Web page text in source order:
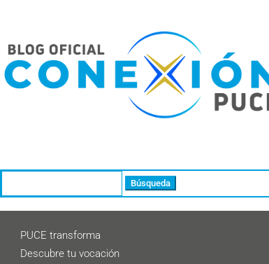
PUCE transforma
Descubre tu vocación